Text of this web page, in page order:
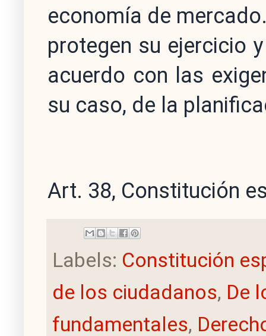
economía de
protegen su ejercicio
acuerdo con las
su caso, de la
Art. 38, Constitución
Labels: Constitución
de los ciudadanos, De
fundamentales,